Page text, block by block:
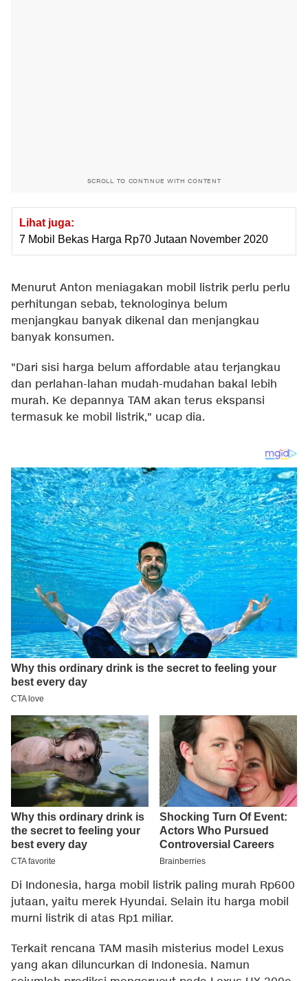
SCROLL TO CONTINUE WITH CONTENT
Lihat juga:
7 Mobil Bekas Harga Rp70 Jutaan November 2020
Menurut Anton meniagakan mobil listrik perlu perlu
perhitungan sebab, teknologinya belum
menjangkau banyak dikenal dan menjangkau
banyak konsumen.
"Dari sisi harga belum affordable atau terjangkau
dan perlahan-lahan mudah-mudahan bakal lebih
murah. Ke depannya TAM akan terus ekspansi
termasuk ke mobil listrik," ucap dia.
Di Indonesia, harga mobil listrik paling murah Rp600
jutaan, yaitu merek Hyundai. Selain itu harga mobil
murni listrik di atas Rp1 miliar.
Terkait rencana TAM masih misterius model Lexus
yang akan diluncurkan di Indonesia. Namun